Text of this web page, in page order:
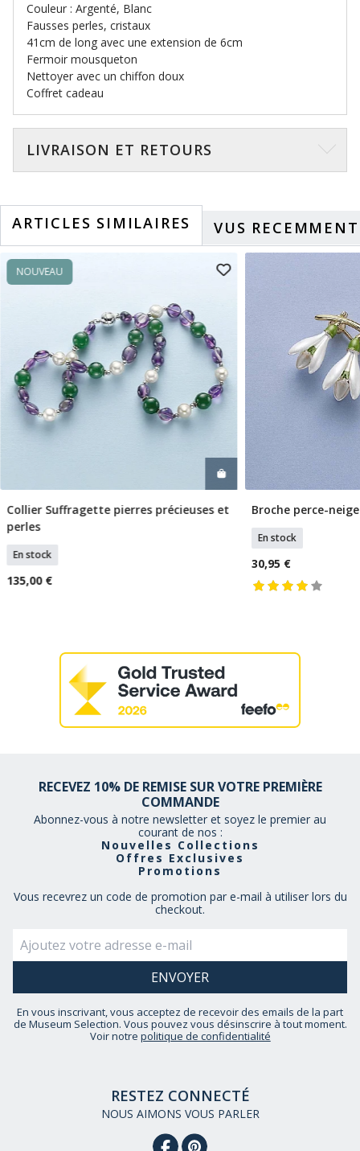
Couleur : Argenté, Blanc
Fausses perles, cristaux
41cm de long avec une extension de 6cm
Fermoir mousqueton
Nettoyer avec un chiffon doux
Coffret cadeau
LIVRAISON ET RETOURS
ARTICLES SIMILAIRES VUS RECEMMENT
NOUVEAU
Ajouter Au Panier
Collier Suffragette pierres précieuses et
perles
En stock
135,00 €
Ajouter
Broche perce-neige
En stock
30,95 €
RECEVEZ 10% DE REMISE SUR VOTRE PREMIÈRE
COMMANDE
Abonnez-vous à notre newsletter et soyez le premier au
courant de nos :
Nouvelles Collections
Offres Exclusives
Promotions
Vous recevrez un code de promotion par e-mail à utiliser lors du
checkout.
En vous inscrivant, vous acceptez de recevoir des emails de la part
de Museum Selection. Vous pouvez vous désinscrire à tout moment.
Voir notre politique de confidentialité
RESTEZ CONNECTÉ
NOUS AIMONS VOUS PARLER